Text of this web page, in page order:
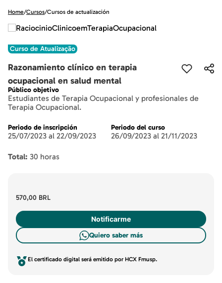
Home/Cursos/Cursos de actualización
Curso de Atualização
Razonamiento clínico en terapia
ocupacional en salud mental
Público objetivo
Estudiantes de Terapia Ocupacional y profesionales de
Terapia Ocupacional.
Periodo de inscripción
25/07/2023 al 22/09/2023
Periodo del curso
26/09/2023 al 21/11/2023
Total: 30 horas
570,00 BRL
Notificarme
Quiero saber más
El certificado digital será emitido por HCX Fmusp.